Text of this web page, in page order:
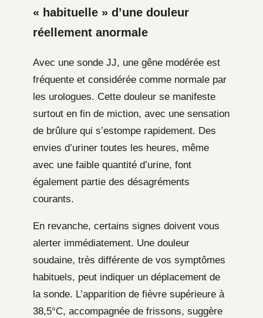
« habituelle » d’une douleur
réellement anormale
Avec une sonde JJ, une gêne modérée est
fréquente et considérée comme normale par
les urologues. Cette douleur se manifeste
surtout en fin de miction, avec une sensation
de brûlure qui s’estompe rapidement. Des
envies d’uriner toutes les heures, même
avec une faible quantité d’urine, font
également partie des désagréments
courants.
En revanche, certains signes doivent vous
alerter immédiatement. Une douleur
soudaine, très différente de vos symptômes
habituels, peut indiquer un déplacement de
la sonde. L’apparition de fièvre supérieure à
38,5°C, accompagnée de frissons, suggère